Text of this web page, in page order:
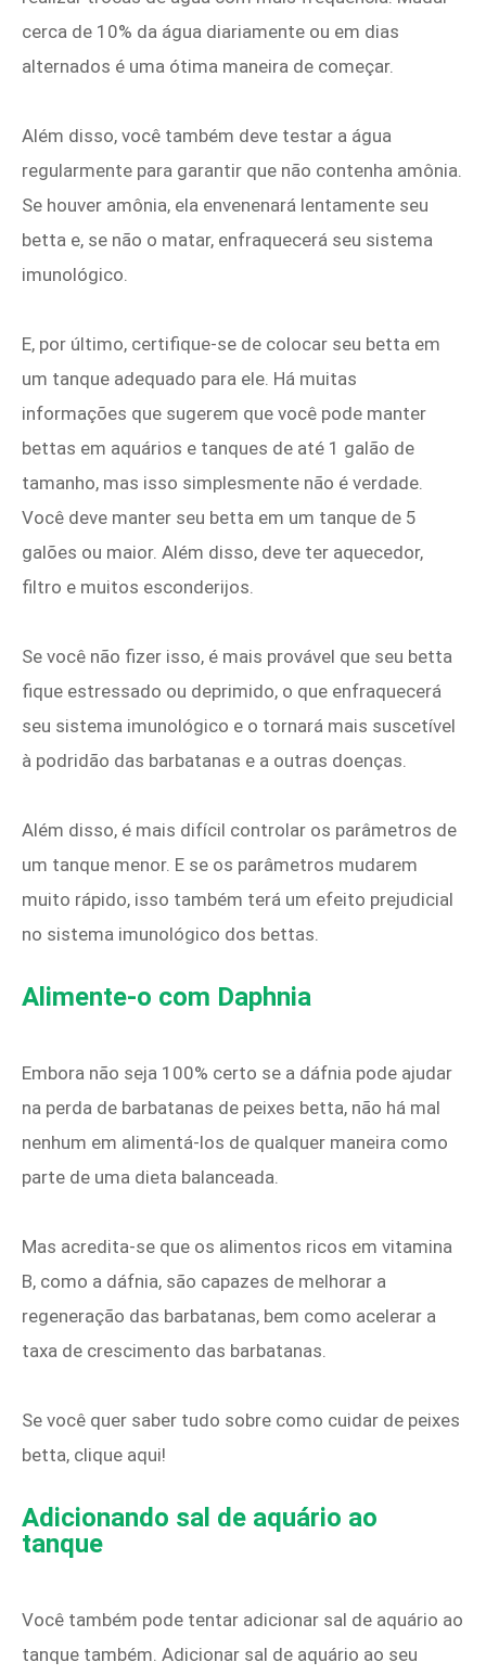
cerca de 10% da água diariamente ou em dias
alternados é uma ótima maneira de começar.
Além disso, você também deve testar a água
regularmente para garantir que não contenha amônia.
Se houver amônia, ela envenenará lentamente seu
betta e, se não o matar, enfraquecerá seu sistema
imunológico.
E, por último, certifique-se de colocar seu betta em
um tanque adequado para ele. Há muitas
informações que sugerem que você pode manter
bettas em aquários e tanques de até 1 galão de
tamanho, mas isso simplesmente não é verdade.
Você deve manter seu betta em um tanque de 5
galões ou maior. Além disso, deve ter aquecedor,
filtro e muitos esconderijos.
Se você não fizer isso, é mais provável que seu betta
fique estressado ou deprimido, o que enfraquecerá
seu sistema imunológico e o tornará mais suscetível
à podridão das barbatanas e a outras doenças.
Além disso, é mais difícil controlar os parâmetros de
um tanque menor. E se os parâmetros mudarem
muito rápido, isso também terá um efeito prejudicial
no sistema imunológico dos bettas.
Alimente-o com Daphnia
Embora não seja 100% certo se a dáfnia pode ajudar
na perda de barbatanas de peixes betta, não há mal
nenhum em alimentá-los de qualquer maneira como
parte de uma dieta balanceada.
Mas acredita-se que os alimentos ricos em vitamina
B, como a dáfnia, são capazes de melhorar a
regeneração das barbatanas, bem como acelerar a
taxa de crescimento das barbatanas.
Se você quer saber tudo sobre como cuidar de peixes
betta, clique aqui!
Adicionando sal de aquário ao
tanque
Você também pode tentar adicionar sal de aquário ao
tanque também. Adicionar sal de aquário ao seu